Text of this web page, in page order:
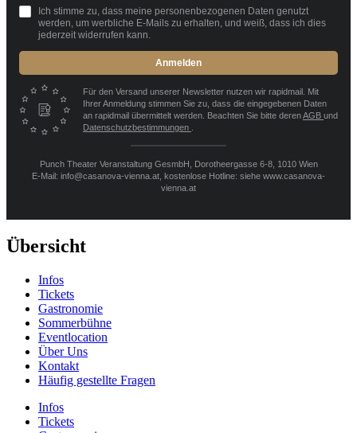
Ich stimme zu, dass meine personenbezogenen Daten genutzt
werden, um werbliche E-Mails zu erhalten, und weiß, dass ich dies
jederzeit widerrufen kann.
Anmelden
Für den Versand unserer Newsletter nutzen wir rapidmail. Mit
Ihrer Anmeldung stimmen Sie zu, dass die eingegebenen Daten
an rapidmail übermittelt werden. Beachten Sie bitte derenAGB und
Datenschutzbestimmungen
Punch Theater Veranstaltung GesmbH, Dorotheergasse 6-8, 1010 Wien
E-Mail: info@casanova-vienna.at, kostenlose Hotline: siehe www.casanova-
vienna.at
Übersicht
Infos
Tickets
Gastronomie
Sommerbühne
Eventlocation
Über Uns
Kontakt
Häufig gestellte Fragen
Infos
Tickets